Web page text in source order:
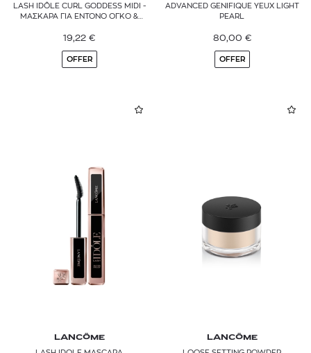
LASH IDÔLE CURL GODDESS MIDI -
ΜΑΣΚΑΡΑ ΓΙΑ ΈΝΤΟΝΟ ΟΓΚΟ &
19,22 €
OFFER
ADVANCED GENIFIQUE YEUX LIGHT
PEARL
80,00 €
OFFER
LANCÔME
LANCÔME